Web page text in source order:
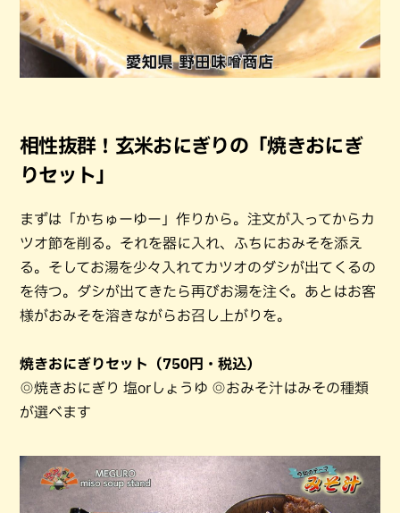
相性抜群！玄米おにぎりの「焼きおにぎ
りセット」
まずは「かちゅーゆー」作りから。注文が入ってからカ
ツオ節を削る。それを器に入れ、ふちにおみそを添え
る。そしてお湯を少々入れてカツオのダシが出てくるの
を待つ。ダシが出てきたら再びお湯を注ぐ。あとはお客
様がおみそを溶きながらお召し上がりを。
焼きおにぎりセット（750円・税込）
◎焼きおにぎり 塩orしょうゆ ◎おみそ汁はみその種類
が選べます